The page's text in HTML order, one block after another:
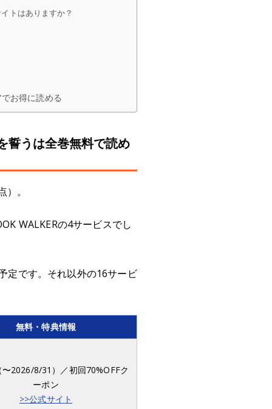
トはありますか？
お得に読める
誓うは全巻無料で読め
。
WALKERの4サービスでし
定です。それ以外の16サービ
無料・特典情報
〜2026/8/31）／初回70%OFFク
ーポン
>>公式サイト